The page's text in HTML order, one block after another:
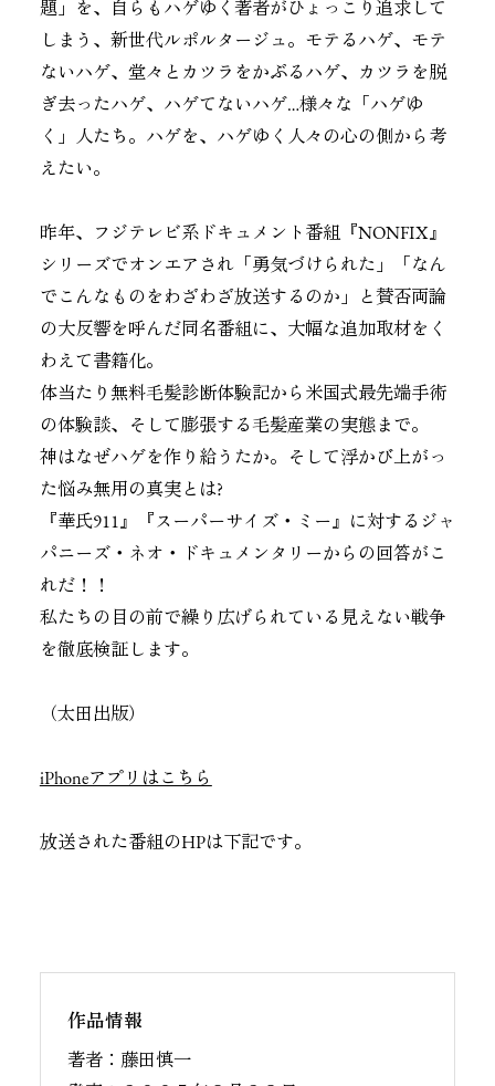
題」を、自らもハゲゆく著者がひょっこり追求して
しまう、新世代ルポルタージュ。モテるハゲ、モテ
ないハゲ、堂々とカツラをかぶるハゲ、カツラを脱
ぎ去ったハゲ、ハゲてないハゲ…様々な「ハゲゆ
く」人たち。ハゲを、ハゲゆく人々の心の側から考
えたい。
昨年、フジテレビ系ドキュメント番組『NONFIX』
シリーズでオンエアされ「勇気づけられた」「なん
でこんなものをわざわざ放送するのか」と賛否両論
の大反響を呼んだ同名番組に、大幅な追加取材をく
わえて書籍化。
体当たり無料毛髪診断体験記から米国式最先端手術
の体験談、そして膨張する毛髪産業の実態まで。
神はなぜハゲを作り給うたか。そして浮かび上がっ
た悩み無用の真実とは?
『華氏911』『スーパーサイズ・ミー』に対するジャ
パニーズ・ネオ・ドキュメンタリーからの回答がこ
れだ！！
私たちの目の前で繰り広げられている見えない戦争
を徹底検証します。
（太田出版）
iPhoneアプリはこちら
放送された番組のHPは下記です。
作品情報
著者：藤田慎一